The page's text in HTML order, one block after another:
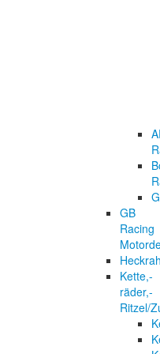
GB
Racing
Kette,-
räder,-
Ritzel/